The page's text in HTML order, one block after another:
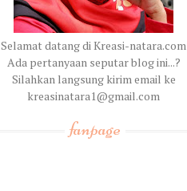
Selamat datang di Kreasi-natara.com
Ada pertanyaan seputar blog ini...?
Silahkan langsung kirim email ke
kreasinatara1@gmail.com
fanpage